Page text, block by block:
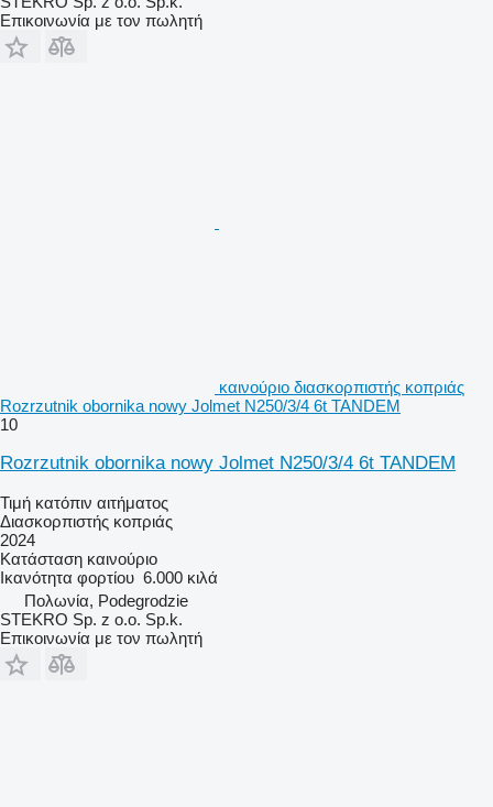
Επικοινωνία με τον πωλητή
καινούριο διασκορπιστής κοπριάς
Rozrzutnik obornika nowy Jolmet N250/3/4 6t TANDEM
10
Rozrzutnik obornika nowy Jolmet N250/3/4 6t TANDEM
Τιμή κατόπιν αιτήματος
Διασκορπιστής κοπριάς
2024
Κατάσταση καινούριο
Ικανότητα φορτίου 6.000 κιλά
Πολωνία, Podegrodzie
STEKRO Sp. z o.o. Sp.k.
Επικοινωνία με τον πωλητή